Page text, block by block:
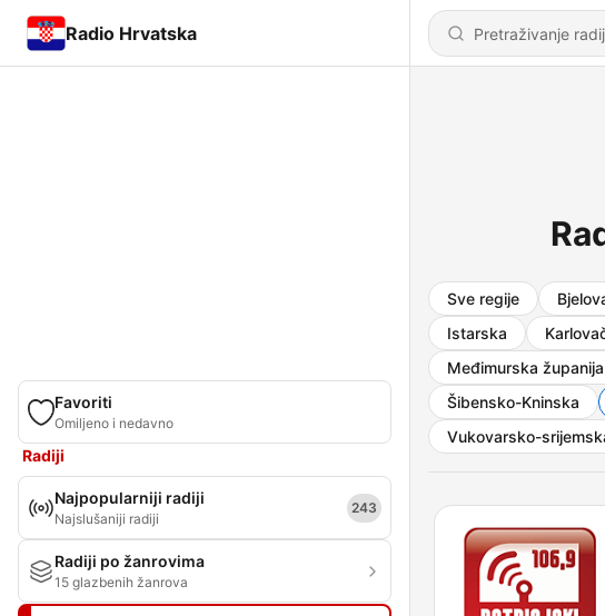
Radio Hrvatska
Favoriti
Omiljeno i nedavno
Radiji
Najpopularniji radiji
Najslušaniji radiji
243
Radiji po žanrovima
15 glazbenih žanrova
Sve regije
Istarska
Međimurska županija
Šibensko-Kninska
Vukovarsko-